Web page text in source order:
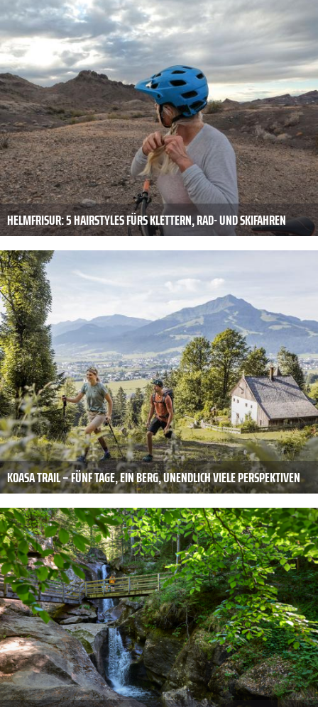
HELMFRISUR: 5 HAIRSTYLES FÜRS KLETTERN, RAD- UND SKIFAHREN
KOASA TRAIL – FÜNF TAGE, EIN BERG, UNENDLICH VIELE PERSPEKTIVEN